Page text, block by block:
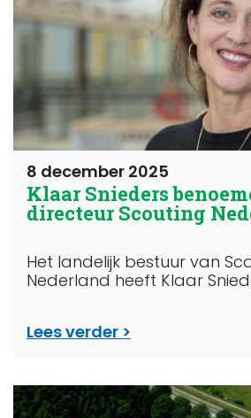
8 december 2025
Klaar Snieders
directeur Scouting
Het landelijk bestuur van
Nederland heeft Klaar
Lees verder